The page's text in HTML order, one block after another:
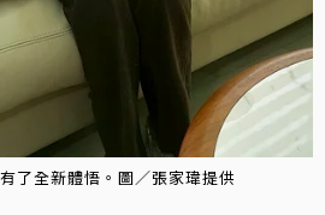
了全新體悟。圖／張家瑋提供